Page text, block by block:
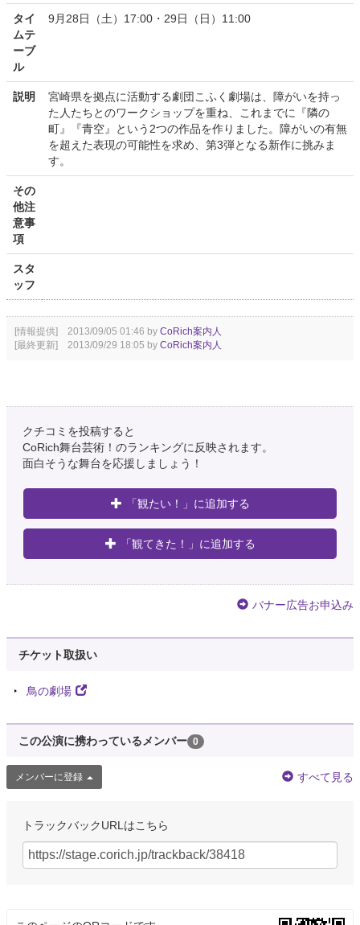
タイ
ムテ
ーブ
ル
9月28日（土）17:00・29日（日）11:00
説明
宮崎県を拠点に活動する劇団こふく劇場は、障がいを持っ
た人たちとのワークショップを重ね、これまでに『隣の
町』『青空』という2つの作品を作りました。障がいの有無
を超えた表現の可能性を求め、第3弾となる新作に挑みま
す。
その
他注
意事
項
スタ
ッフ
[情報提供] 2013/09/05 01:46 by CoRich案内人
[最終更新] 2013/09/29 18:05 by CoRich案内人
クチコミを投稿すると
CoRich舞台芸術！のランキングに反映されます。
面白そうな舞台を応援しましょう！
「観たい！」に追加する
「観てきた！」に追加する
バナー広告お申込み
チケット取扱い
鳥の劇場
この公演に携わっているメンバー 0
メンバーに登録 すべて見る
トラックバックURLはこちら